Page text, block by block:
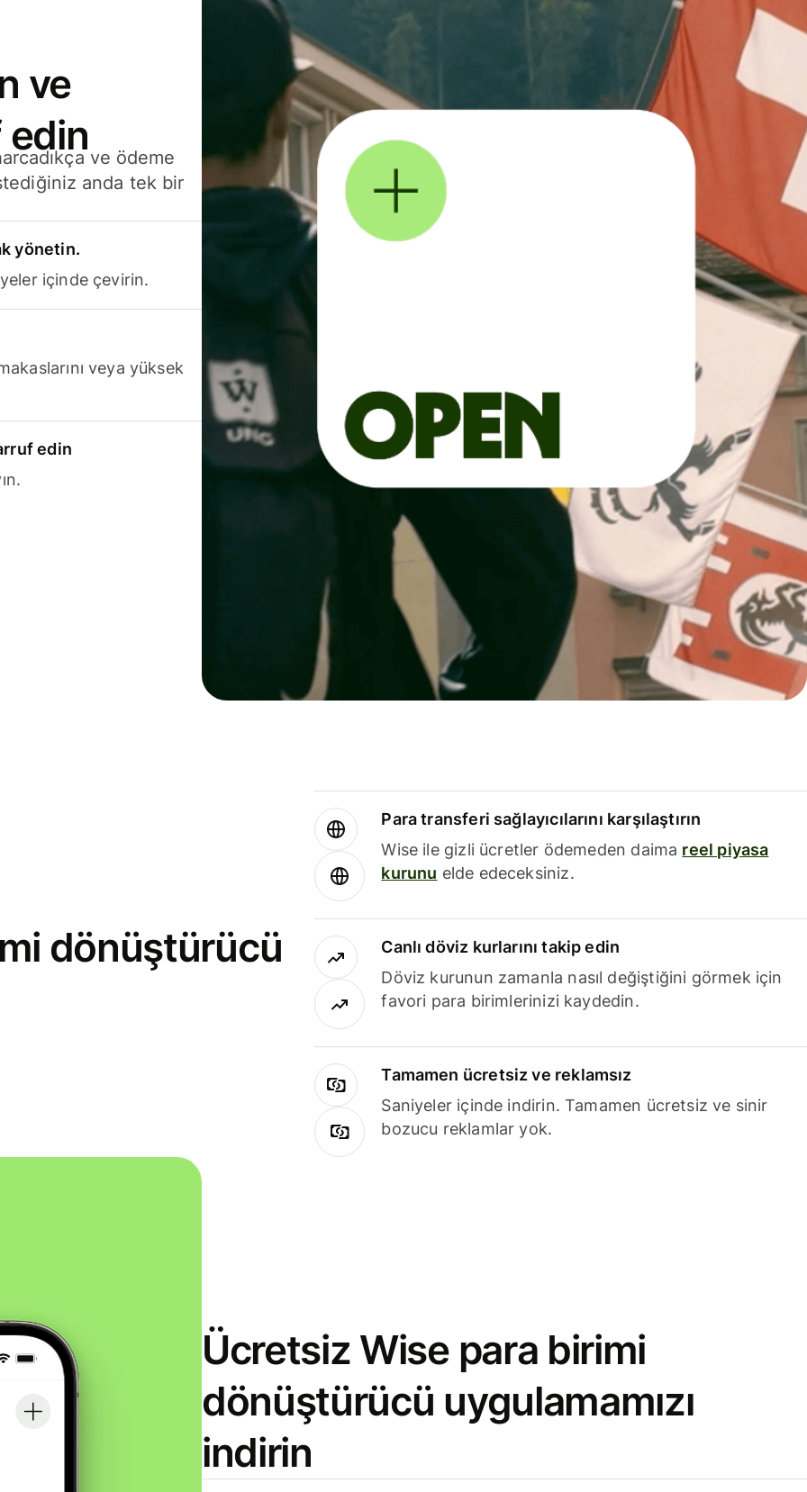
ve
edinve ödeme
anda tek bir
yönetin.
içinde çevirin.
veya yüksek
edin
dönüştürücü
Para transferi sağlayıcılarını karşılaştırın
Wise ile gizli ücretler ödemeden daima reel piyasa
kurunu elde edeceksiniz.
Canlı döviz kurlarını takip edin
Döviz kurunun zamanla nasıl değiştiğini görmek için
favori para birimlerinizi kaydedin.
Tamamen ücretsiz ve reklamsız
Saniyeler içinde indirin. Tamamen ücretsiz ve sinir
bozucu reklamlar yok.
Ücretsiz Wise para birimi
dönüştürücü uygulamamızı
indirin